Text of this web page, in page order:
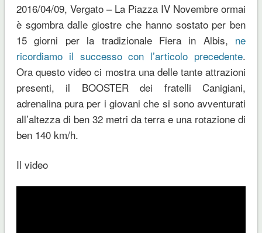
2016/04/09, Vergato – La Piazza IV Novembre ormai
è sgombra dalle giostre che hanno sostato per ben
15 giorni per la tradizionale Fiera in Albis, ne
ricordiamo il successo con l’articolo precedente.
Ora questo video ci mostra una delle tante attrazioni
presenti, il BOOSTER dei fratelli Canigiani,
adrenalina pura per i giovani che si sono avventurati
all’altezza di ben 32 metri da terra e una rotazione di
ben 140 km/h.
Il video